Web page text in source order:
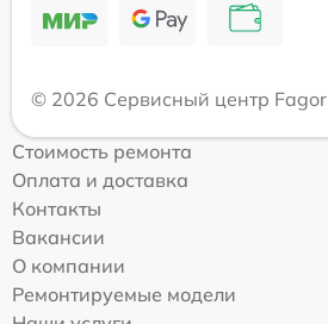
© 2026 Сервисный центр Fagor
Стоимость ремонта
Оплата и доставка
Контакты
Вакансии
О компании
Ремонтируемые модели